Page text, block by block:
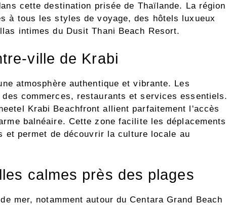
cette destination prisée de Thaïlande. La région
à tous les styles de voyage, des hôtels luxueux
intimes du Dusit Thani Beach Resort.
ville de Krabi
atmosphère authentique et vibrante. Les
commerces, restaurants et services essentiels.
Krabi Beachfront allient parfaitement l'accès
balnéaire. Cette zone facilite les déplacements
permet de découvrir la culture locale au
calmes près des plages
mer, notamment autour du Centara Grand Beach